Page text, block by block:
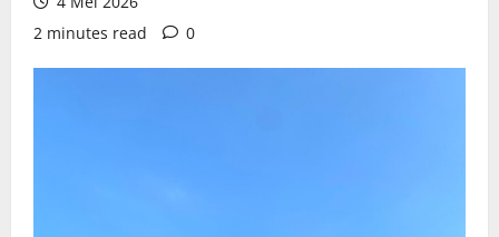
2 minutes read
0